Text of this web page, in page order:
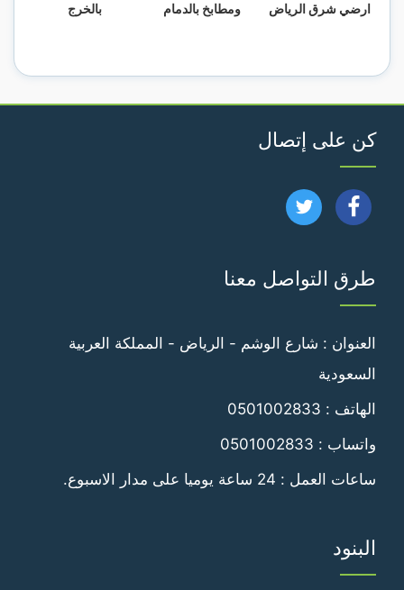
ارضي شرق الرياض
ومطابخ بالدمام
بالخرج
كن على إتصال
تابعنا
فيسبوك
تابعنا
طرق التواصل معنا
العنوان : شارع الوشم - الرياض - المملكة العربية
السعودية
الهاتف : 0501002833
واتساب : 0501002833
ساعات العمل : 24 ساعة يوميا على مدار الاسبوع.
البنود